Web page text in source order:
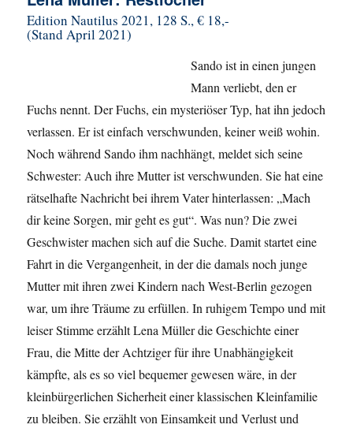
Edition Nautilus 2021, 128 S., € 18,-
(Stand April 2021)
Sando ist in einen jungen
Mann verliebt, den er
Fuchs nennt. Der Fuchs, ein mysteriöser Typ, hat ihn jedoch
verlassen. Er ist einfach verschwunden, keiner weiß wohin.
Noch während Sando ihm nachhängt, meldet sich seine
Schwester: Auch ihre Mutter ist verschwunden. Sie hat eine
rätselhafte Nachricht bei ihrem Vater hinterlassen: „Mach
dir keine Sorgen, mir geht es gut“. Was nun? Die zwei
Geschwister machen sich auf die Suche. Damit startet eine
Fahrt in die Vergangenheit, in der die damals noch junge
Mutter mit ihren zwei Kindern nach West-Berlin gezogen
war, um ihre Träume zu erfüllen. In ruhigem Tempo und mit
leiser Stimme erzählt Lena Müller die Geschichte einer
Frau, die Mitte der Achtziger für ihre Unabhängigkeit
kämpfte, als es so viel bequemer gewesen wäre, in der
kleinbürgerlichen Sicherheit einer klassischen Kleinfamilie
zu bleiben. Sie erzählt von Einsamkeit und Verlust und